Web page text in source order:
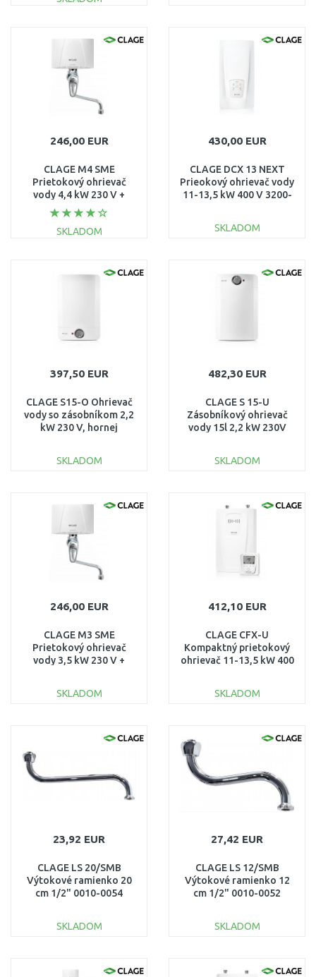
246,00 EUR
CLAGE M4 SME
Prietokový ohrievač
vody 4,4 kW 230 V +
páková armatúra 1500-
17154
SKLADOM
430,00 EUR
CLAGE DCX 13 NEXT
Prieokový ohrievač vody
11-13,5 kW 400 V 3200-
SKLADOM
Porovnať
397,50 EUR
CLAGE S15-O Ohrievač
vody so zásobníkom 2,2
kW 230 V, hornej
SKLADOM
482,30 EUR
CLAGE S 15-U
Zásobníkový ohrievač
vody 15l 2,2 kW 230V
SKLADOM
246,00 EUR
CLAGE M3 SME
Prietokový ohrievač
vody 3,5 kW 230 V +
SKLADOM
412,10 EUR
CLAGE CFX-U
Kompaktný prietokový
ohrievač 11-13,5 kW 400
SKLADOM
23,92 EUR
CLAGE LS 20/SMB
Výtokové ramienko 20
cm 1/2" 0010-0054
SKLADOM
27,42 EUR
CLAGE LS 12/SMB
Výtokové ramienko 12
cm 1/2" 0010-0052
SKLADOM